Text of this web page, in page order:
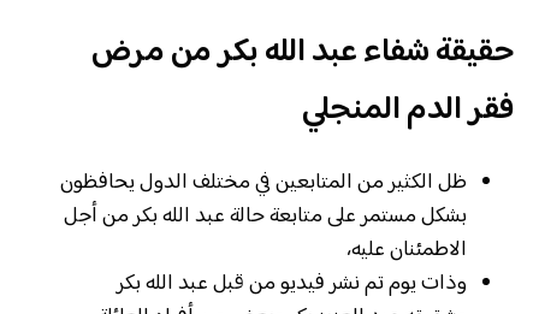
حقيقة شفاء عبد الله بكر من مرض
فقر الدم المنجلي
ظل الكثير من المتابعين في مختلف الدول يحافظون
بشكل مستمر على متابعة حالة عبد الله بكر من أجل
الاطمئنان عليه،
وذات يوم تم نشر فيديو من قبل عبد الله بكر